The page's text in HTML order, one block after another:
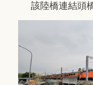
該陸橋連結頭